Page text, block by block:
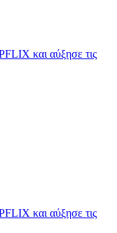
και αύξησε τις
και αύξησε τις